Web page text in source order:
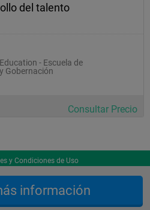
información
del talento
- Escuela de
Gobernación
Consultar Precio
y Condiciones de Uso